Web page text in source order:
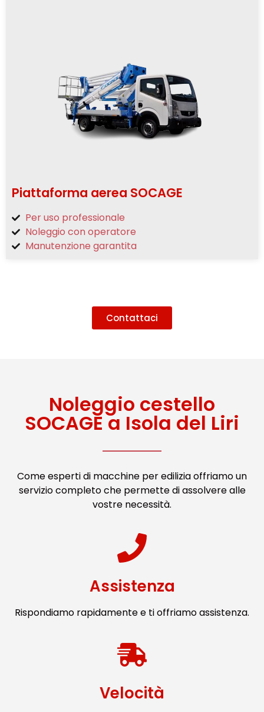
Piattaforma aerea SOCAGE
Per uso professionale
Noleggio con operatore
Manutenzione garantita
Contattaci
Noleggio cestello
SOCAGE a Isola del Liri
Come esperti di macchine per edilizia offriamo un
servizio completo che permette di assolvere alle
vostre necessità.
Assistenza
Rispondiamo rapidamente e ti offriamo assistenza.
Velocità